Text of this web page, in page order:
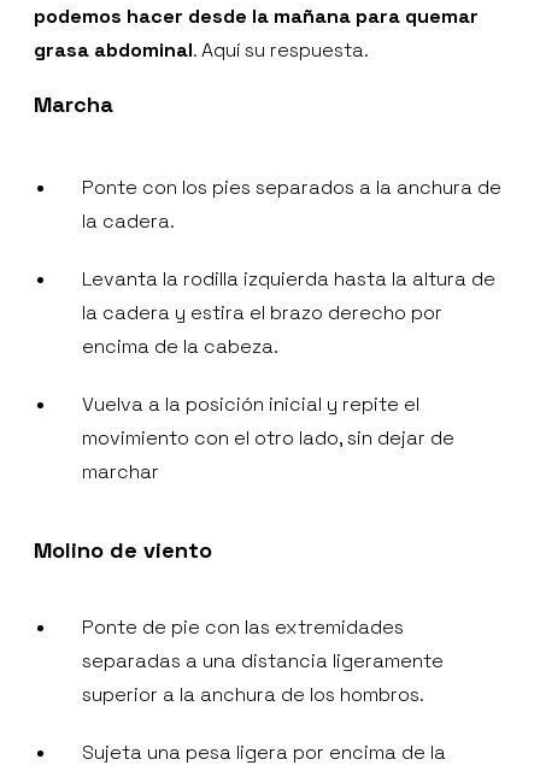
podemos hacer desde la mañana para quemar
grasa abdominal. Aquí su respuesta.
Marcha
Ponte con los pies separados a la anchura de
la cadera.
Levanta la rodilla izquierda hasta la altura de
la cadera y estira el brazo derecho por
encima de la cabeza.
Vuelva a la posición inicial y repite el
movimiento con el otro lado, sin dejar de
marchar
Molino de viento
Ponte de pie con las extremidades
separadas a una distancia ligeramente
superior a la anchura de los hombros.
Sujeta una pesa ligera por encima de la